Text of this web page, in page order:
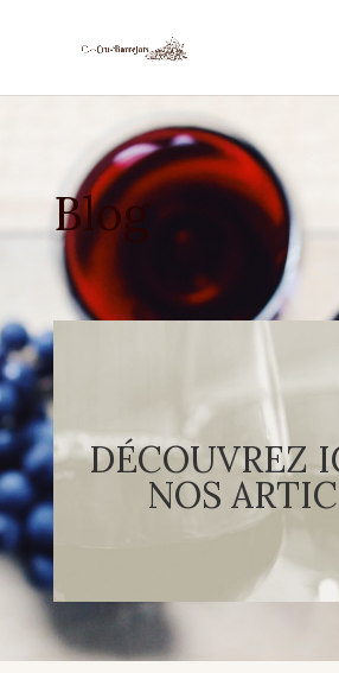
Blog
DÉCOUVREZ
NOS